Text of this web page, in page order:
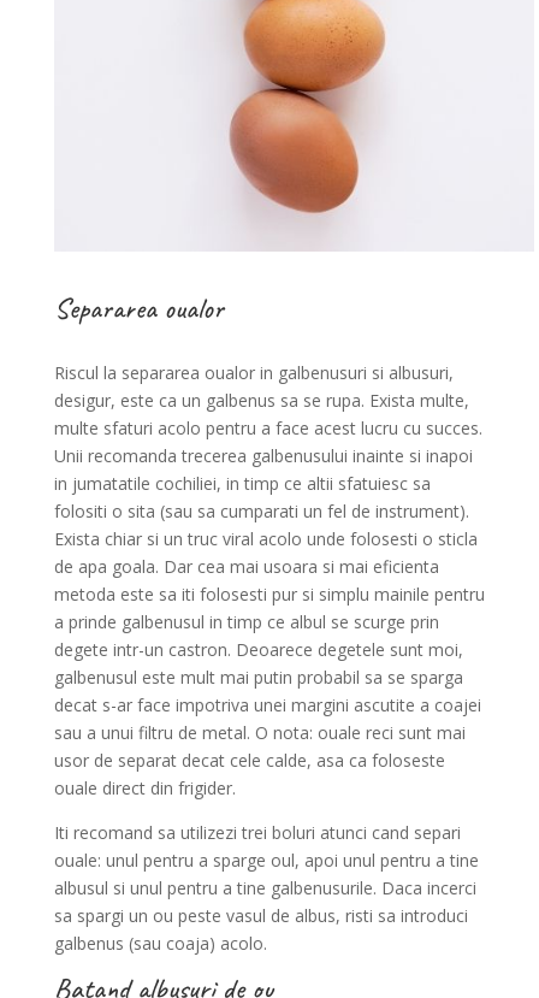
Separarea oualor
Riscul la separarea oualor in galbenusuri si albusuri,
desigur, este ca un galbenus sa se rupa. Exista multe,
multe sfaturi acolo pentru a face acest lucru cu succes.
Unii recomanda trecerea galbenusului inainte si inapoi
in jumatatile cochiliei, in timp ce altii sfatuiesc sa
folositi o sita (sau sa cumparati un fel de instrument).
Exista chiar si un truc viral acolo unde folosesti o sticla
de apa goala. Dar cea mai usoara si mai eficienta
metoda este sa iti folosesti pur si simplu mainile pentru
a prinde galbenusul in timp ce albul se scurge prin
degete intr-un castron. Deoarece degetele sunt moi,
galbenusul este mult mai putin probabil sa se sparga
decat s-ar face impotriva unei margini ascutite a coajei
sau a unui filtru de metal. O nota: ouale reci sunt mai
usor de separat decat cele calde, asa ca foloseste
ouale direct din frigider.
Iti recomand sa utilizezi trei boluri atunci cand separi
ouale: unul pentru a sparge oul, apoi unul pentru a tine
albusul si unul pentru a tine galbenusurile. Daca incerci
sa spargi un ou peste vasul de albus, risti sa introduci
galbenus (sau coaja) acolo.
Batand albusuri de ou